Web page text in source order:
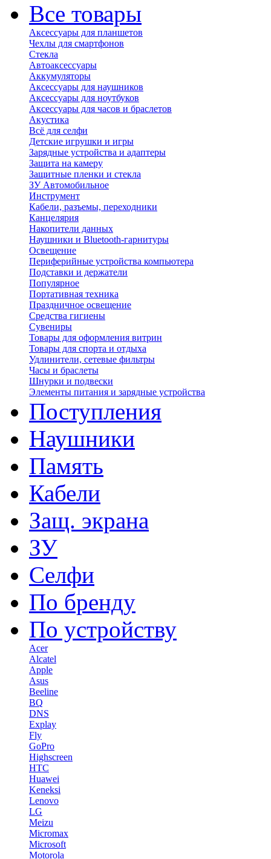
Все товары
Аксессуары для планшетов
Чехлы для смартфонов
Стекла
Автоаксессуары
Аккумуляторы
Аксессуары для наушников
Аксессуары для ноутбуков
Аксессуары для часов и браслетов
Акустика
Всё для селфи
Детские игрушки и игры
Зарядные устройства и адаптеры
Защита на камеру
Защитные пленки и стекла
ЗУ Автомобильное
Инструмент
Кабели, разъемы, переходники
Канцелярия
Накопители данных
Наушники и Bluetooth-гарнитуры
Освещение
Периферийные устройства компьютера
Подставки и держатели
Популярное
Портативная техника
Праздничное освещение
Средства гигиены
Сувениры
Товары для оформления витрин
Товары для спорта и отдыха
Удлинители, сетевые фильтры
Часы и браслеты
Шнурки и подвески
Элементы питания и зарядные устройства
Поступления
Наушники
Память
Кабели
Защ. экрана
ЗУ
Селфи
По бренду
По устройству
Acer
Alcatel
Apple
Asus
Beeline
BQ
DNS
Explay
Fly
GoPro
Highscreen
HTC
Huawei
Keneksi
Lenovo
LG
Meizu
Micromax
Microsoft
Motorola